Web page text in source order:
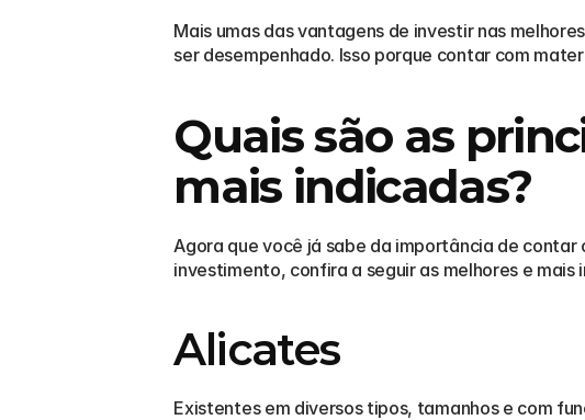
Mais umas das vantagens de investir nas
ser desempenhado. Isso porque contar com
Quais são as
mais indicadas?
Agora que você já sabe da importância de
investimento, confira a seguir as melhores e
Alicates
Existentes em diversos tipos, tamanhos e com